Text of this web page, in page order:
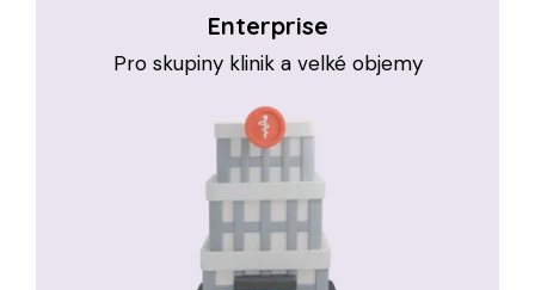
Enterprise
Pro skupiny klinik a velké objemy